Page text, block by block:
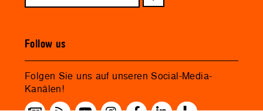
Follow us
Folgen Sie uns auf unseren Social-Media-
Kanälen!